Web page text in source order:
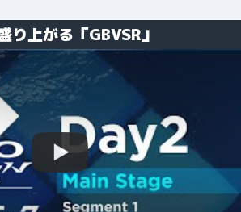
り上がる「GBVSR」